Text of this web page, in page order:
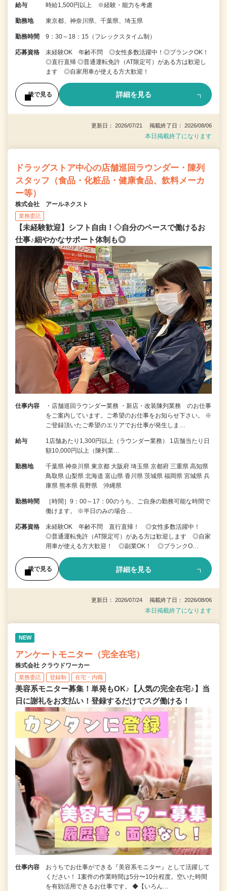
給与 時給1,500円以上 ※経験・能力を考慮
勤務地 東京都、神奈川県、千葉県、埼玉県
勤務時間 9：30～18：15（フレックスタイム制）
応募資格
未経験OK 年齢不問 ◎女性多数活躍中！◎ブランクOK！
◎直行直帰 ◎普通運転免許（AT限定可）がある方は歓迎し
ます ◎自家用車が使える方大歓迎！
後で見る 詳細を見る
更新日： 2026/07/21 掲載終了日： 2026/08/06
本日掲載終了になります
ドラッグストア中心の店舗巡回ラウンダー・陳列
スタッフ（食品・化粧品・健康食品、飲料メーカ
ー等）
株式会社 アールネクスト
業務委託
【未経験歓迎】シフト自由！◇自分のペースで働けるお
仕事♪細やかなサポート体制も◎
仕事内容
・店舗巡回ラウンダー業務 ・新店・改装陳列業務 のお仕事
をご案内しています。ご希望のお仕事をお知らせ下さい。 ※
ご登録頂いたご希望のエリアでお仕事が発生しま…
給与
1店舗あたり1,300円以上（ラウンダー業務） 1店舗当たり日
額10,000円以上（陳列業…
勤務地
千葉県 神奈川県 東京都 大阪府 埼玉県 京都府 三重県 高知県
鳥取県 山梨県 北海道 富山県 香川県 茨城県 福岡県 宮城県 兵
庫県 熊本県 長野県 沖縄県
勤務時間
［時間］9：00～17：00のうち、ご自身の勤務可能な時間で
働けます。 ※半日のみの場合…
応募資格
未経験OK 年齢不問 直行直帰！ ◎女性多数活躍中！
◎普通運転免許（AT限定可）がある方は歓迎します ◎自家
用車が使える方大歓迎！ ◎副業OK！ ◎ブランクO…
後で見る 詳細を見る
更新日： 2026/07/24 掲載終了日： 2026/08/06
本日掲載終了になります
NEW
アンケートモニター（完全在宅）
株式会社 クラウドワーカー
業務委託 登録制 在宅・内職
美容系モニター募集！単発もOK♪【人気の完全在宅♪】当
日に謝礼をお支払い！登録するだけでスグ働ける！
仕事内容
おうちでお仕事ができる『美容系モニター』として活躍して
ください！ 1案件の作業時間は5分〜10分程度。空いた時間
を有効活用できるお仕事です。 ◆【いろん…